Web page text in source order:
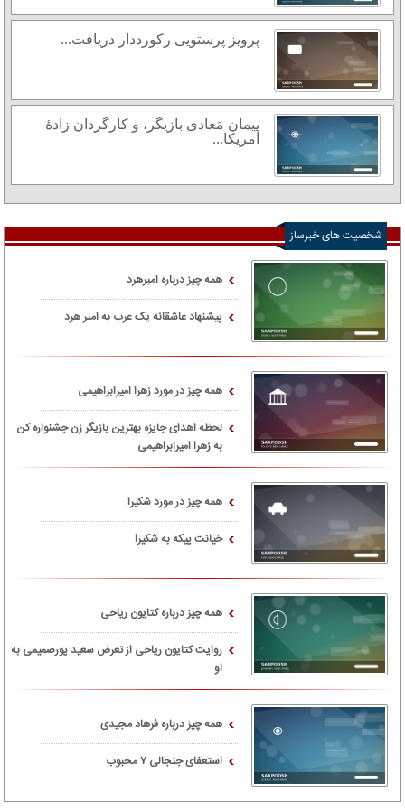
پرویز پرستویی رکورددار دریافت...
پیمان مَعادی بازیگر، و کارگردان زادهٔ
آمریکا...
شخصیت های خبرساز
همه چیز درباره امبرهرد
پیشنهاد عاشقانه یک عرب به امبر هرد
همه چیز در مورد زهرا امیرابراهیمی
لحظه اهدای جایزه بهترین بازیگر زن جشنواره کن
به زهرا امیرابراهیمی
همه چیز در مورد شکیرا
خیانت پیکه به شکیرا
همه چیز درباره کتایون ریاحی
روایت کتایون ریاحی از تعرض سعید پورصمیمی به
او
همه چیز درباره فرهاد مجیدی
استعفای جنجالی ۷ محبوب